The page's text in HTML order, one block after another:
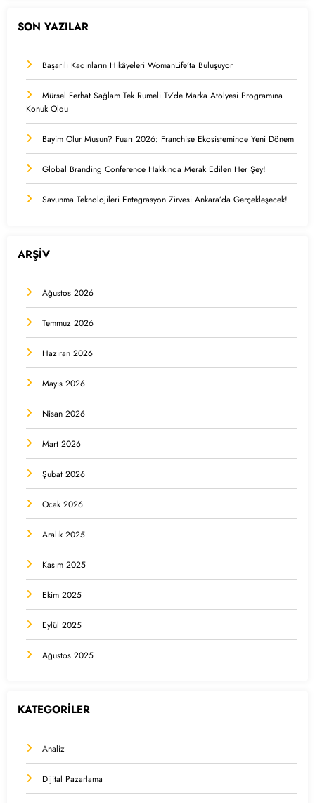
SON YAZILAR
Başarılı Kadınların Hikâyeleri WomanLife’ta Buluşuyor
Mürsel Ferhat Sağlam Tek Rumeli Tv’de Marka Atölyesi Programına
Konuk Oldu
Bayim Olur Musun? Fuarı 2026: Franchise Ekosisteminde Yeni Dönem
Global Branding Conference Hakkında Merak Edilen Her Şey!
Savunma Teknolojileri Entegrasyon Zirvesi Ankara’da Gerçekleşecek!
ARŞİV
Ağustos 2026
Temmuz 2026
Haziran 2026
Mayıs 2026
Nisan 2026
Mart 2026
Şubat 2026
Ocak 2026
Aralık 2025
Kasım 2025
Ekim 2025
Eylül 2025
Ağustos 2025
KATEGORİLER
Analiz
Dijital Pazarlama